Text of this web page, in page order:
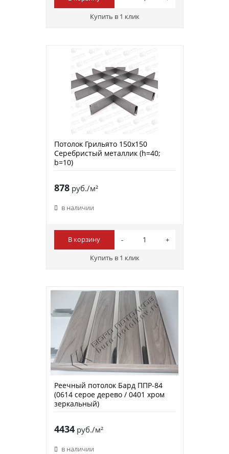
Купить в 1 клик
Потолок Грильято 150х150
Серебристый металлик (h=40;
b=10)
878руб./м²
в наличии
В корзину
Купить в 1 клик
Реечный потолок Бард ППР-84
(0614 серое дерево / 0401 хром
зеркальный)
4434руб./м²
в наличии